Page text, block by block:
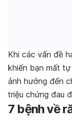
Khi các vấn đề
khiến bạn mất
ảnh hưởng đến
triệu chứng đau
7 bệnh về